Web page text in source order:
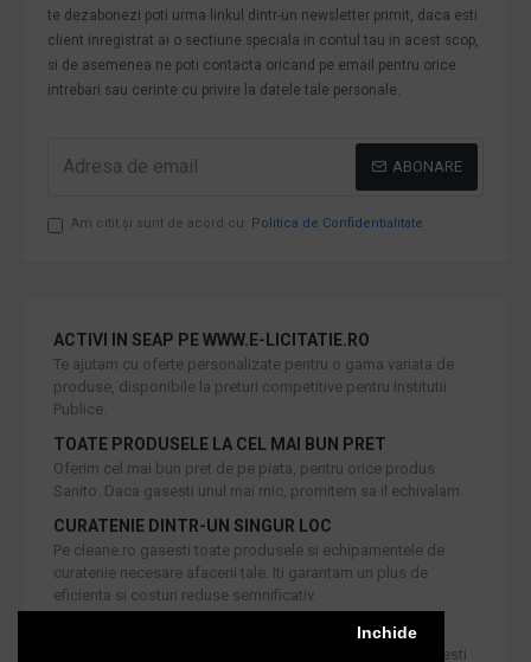
Inchide
te dezabonezi poti urma linkul dintr-un newsletter primit, daca esti
client inregistrat ai o sectiune speciala in contul tau in acest scop,
si de asemenea ne poti contacta oricand pe email pentru orice
intrebari sau cerinte cu privire la datele tale personale.
ABONARE
Am citit şi sunt de acord cu Politica de Confidentialitate
ACTIVI IN SEAP PE WWW.E-LICITATIE.RO
Te ajutam cu oferte personalizate pentru o gama variata de
produse, disponibile la preturi competitive pentru Institutii
Publice.
TOATE PRODUSELE LA CEL MAI BUN PRET
Oferim cel mai bun pret de pe piata, pentru orice produs
Sanito. Daca gasesti unul mai mic, promitem sa il echivalam.
CURATENIE DINTR-UN SINGUR LOC
Pe cleane.ro gasesti toate produsele si echipamentele de
curatenie necesare afacerii tale. Iti garantam un plus de
eficienta si costuri reduse semnificativ.
Iti oferim produse de cea mai inalta calitate, dar daca doresti